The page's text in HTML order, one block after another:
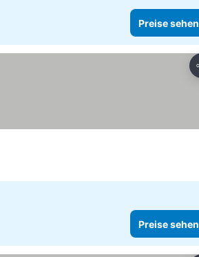
Preise sehen
Preise sehen